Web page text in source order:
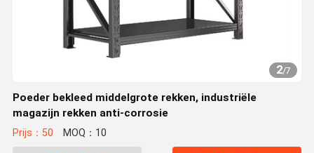
2/7
Poeder bekleed middelgrote rekken, industriële
magazijn rekken anti-corrosie
Prijs：50 MOQ：10